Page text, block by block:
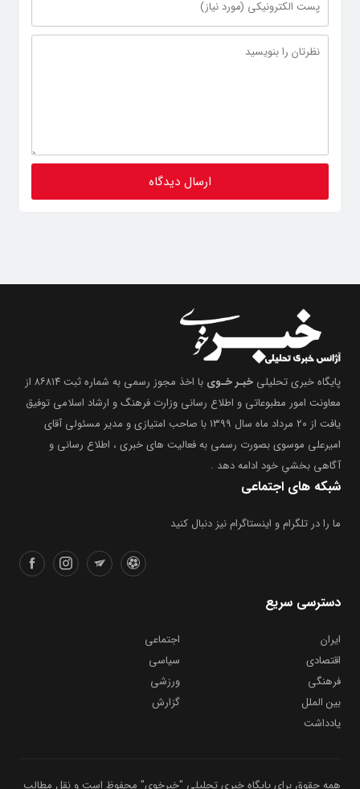
پایگاه خبری تحلیلی خبـر خـوی
با اخذ مجوز رسمی به شماره ثبت ۸۶۸۱۴ از
معاونت امور مطبوعاتی و اطلاع رسانی وزارت فرهنگ و ارشاد اسلامی توفیق
یافت از ۲۰ مرداد ماه سال ۱۳۹۹ با صاحب امتیازی و مدیر مسئولی آقای
امیرعلی موسوی بصورت رسمی به فعالیت های خبری ، اطلاع رسانی و
آگاهی بخشیِ خود ادامه دهد .
شبکه های اجتماعی
ما را در تلگرام و اینستاگرام نیز دنبال کنید
دسترسی سریع
ایران
اجتماعی
اقتصادی
سیاسی
فرهنگی
ورزشی
بین الملل
گزارش
یادداشت
همه حقوق برای پایگاه خبری تحلیلی "خبرخوی" محفوظ است و نقل مطالب